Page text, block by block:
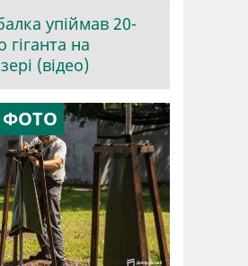
упіймав 20-
гіганта на
(відео)
ФОТО